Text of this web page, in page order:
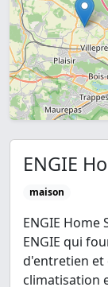
ENGIE
maison
ENGIE
ENGIE qui
d'entretien et
climatisation